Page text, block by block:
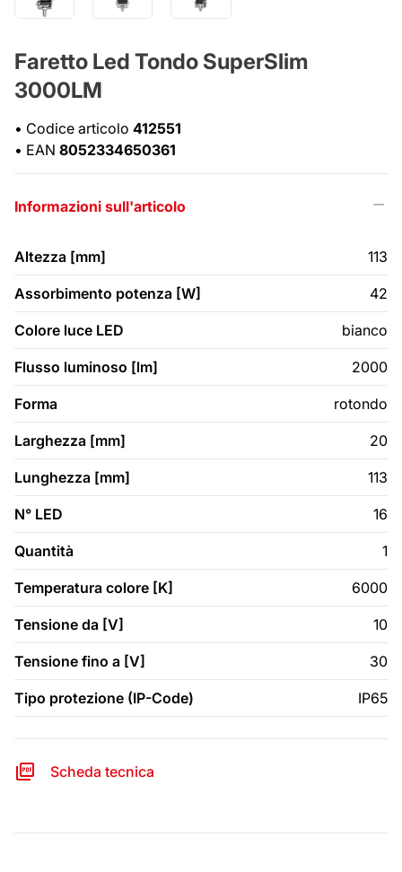
Faretto Led Tondo SuperSlim
3000LM
• Codice articolo 412551
• EAN 8052334650361
Informazioni sull'articolo
Altezza [mm] 113
Assorbimento potenza [W] 42
Colore luce LED bianco
Flusso luminoso [lm] 2000
Forma rotondo
Larghezza [mm] 20
Lunghezza [mm] 113
N° LED 16
Quantità 1
Temperatura colore [K] 6000
Tensione da [V] 10
Tensione fino a [V] 30
Tipo protezione (IP-Code) IP65
Scheda tecnica